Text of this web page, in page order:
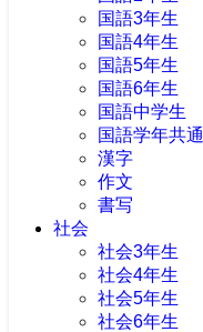
国語3年生
国語4年生
国語5年生
国語6年生
国語中学生
国語学年共通
漢字
作文
書写
社会
社会3年生
社会4年生
社会5年生
社会6年生